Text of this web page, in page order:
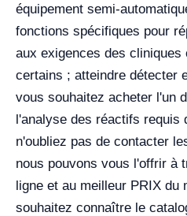
équipement semi-
fonctions spécifiques pour
aux exigences des cliniques
certains ; atteindre détecter
vous souhaitez acheter l'un
l'analyse des réactifs requis
n'oubliez pas de contacter
nous pouvons vous l'offrir à
ligne et au meilleur PRIX du
souhaitez connaître le